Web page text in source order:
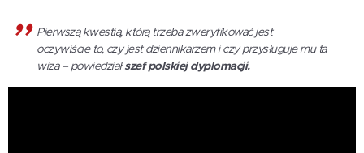
Pierwszą kwestią, którą trzeba zweryfikować jest
oczywiście to, czy jest dziennikarzem i czy przysługuje mu ta
wiza – powiedział szef polskiej dyplomacji.